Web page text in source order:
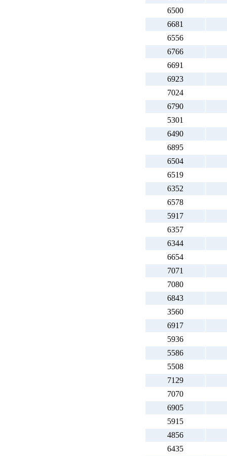
6500
6681
6556
6766
6691
6923
7024
6790
5301
6490
6895
6504
6519
6352
6578
5917
6357
6344
6654
7071
7080
6843
3560
6917
5936
5586
5508
7129
7070
6905
5915
4856
6435